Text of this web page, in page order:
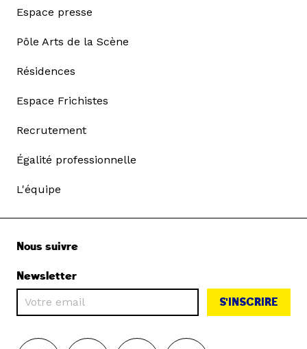
Espace presse
Pôle Arts de la Scène
Résidences
Espace Frichistes
Recrutement
Égalité professionnelle
L'équipe
Nous suivre
Newsletter
S'INSCRIRE